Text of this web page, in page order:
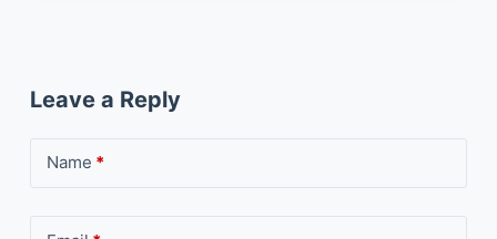
Leave a Reply
Name *